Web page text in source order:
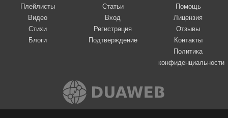
Плейлисты
Видео
Стихи
Блоги
Статьи
Вход
Регистрация
Подтверждение
Помощь
Лицензия
Отзывы
Контакты
Политика
конфиденциальности